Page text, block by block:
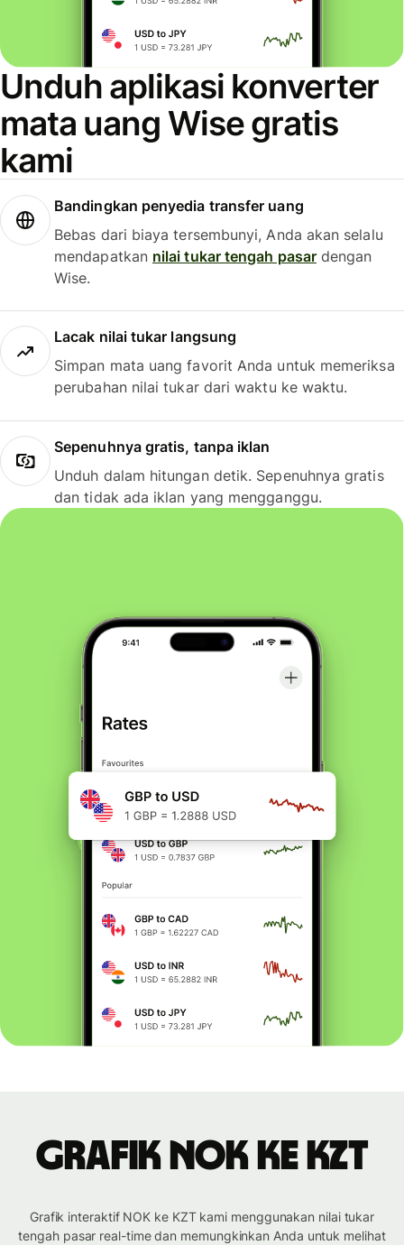
Unduh aplikasi konverter
mata uang Wise gratis
kami
Bandingkan penyedia transfer uang
Bebas dari biaya tersembunyi, Anda akan selalu
mendapatkan nilai tukar tengah pasardengan
Wise.
Lacak nilai tukar langsung
Simpan mata uang favorit Anda untuk memeriksa
perubahan nilai tukar dari waktu ke waktu.
Sepenuhnya gratis, tanpa iklan
Unduh dalam hitungan detik. Sepenuhnya gratis
dan tidak ada iklan yang mengganggu.
Grafik NOK ke KZT
Grafik interaktif NOK ke KZT kami menggunakan nilai tukar
tengah pasar real-time dan memungkinkan Anda untuk melihat